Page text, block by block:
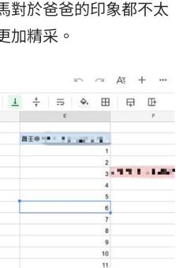
對於爸爸的印象都不太
加精采。